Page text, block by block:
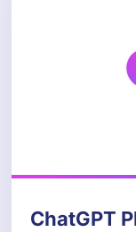
ChatGPT